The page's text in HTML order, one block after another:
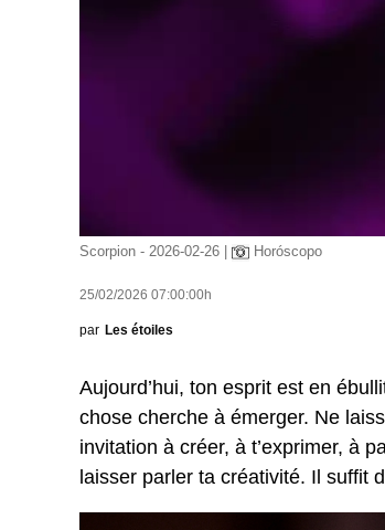
Scorpion - 2026-02-26 | Horóscopo
25/02/2026 07:00:00h
par Les étoiles
Aujourd’hui, ton esprit est en
chose cherche à émerger. Ne
invitation à créer, à t’exprimer, à
laisser parler ta créativité. Il suffit